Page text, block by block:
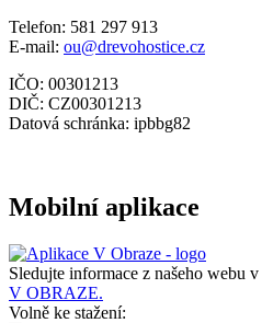
Telefon: 581 297 913
E-mail: ou@drevohostice.cz
IČO: 00301213
DIČ: CZ00301213
Datová schránka: ipbbg82
Mobilní aplikace
Sledujte informace z našeho webu v
V OBRAZE.
Volně ke stažení: